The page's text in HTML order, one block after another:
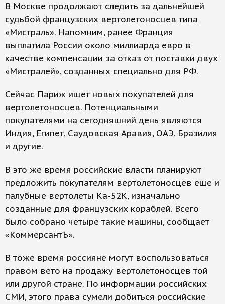
В Москве продолжают следить за дальнейшей
судьбой французских вертолетоносцев типа
«Мистраль». Напомним, ранее Франция
выплатила России около миллиарда евро в
качестве компенсации за отказ от поставки двух
«Мистралей», созданных специально для РФ.
Сейчас Париж ищет новых покупателей для
вертолетоносцев. Потенциальными
покупателями на сегодняшний день являются
Индия, Египет, Саудовская Аравия, ОАЭ, Бразилия
и другие.
В это же время российские власти планируют
предложить покупателям вертолетоносцев еще и
палубные вертолеты Ка-52К, изначально
созданные для французских кораблей. Всего
было собрано четыре такие машины, сообщает
«КоммерсантЪ».
В тоже время россияне могут воспользоваться
правом вето на продажу вертолетоносцев той
или другой стране. По информации российских
СМИ, этого права сумели добиться российские